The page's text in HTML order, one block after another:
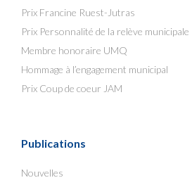
Prix Francine Ruest-Jutras
Prix Personnalité de la relève municipale
Membre honoraire UMQ
Hommage à l’engagement municipal
Prix Coup de coeur JAM
Publications
Nouvelles